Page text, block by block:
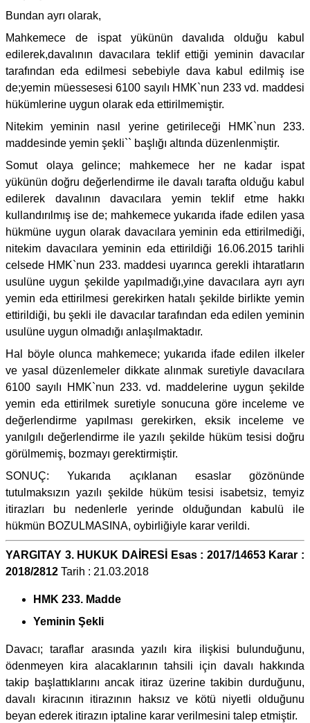
Bundan ayrı olarak,
Mahkemece de ispat yükünün davalıda olduğu kabul
edilerek,davalının davacılara teklif ettiği yeminin davacılar
tarafından eda edilmesi sebebiyle dava kabul edilmiş ise
de;yemin müessesesi 6100 sayılı HMK`nun 233 vd. maddesi
hükümlerine uygun olarak eda ettirilmemiştir.
Nitekim yeminin nasıl yerine getirileceği HMK`nun 233.
maddesinde yemin şekli`` başlığı altında düzenlenmiştir.
Somut olaya gelince; mahkemece her ne kadar ispat
yükünün doğru değerlendirme ile davalı tarafta olduğu kabul
edilerek davalının davacılara yemin teklif etme hakkı
kullandırılmış ise de; mahkemece yukarıda ifade edilen yasa
hükmüne uygun olarak davacılara yeminin eda ettirilmediği,
nitekim davacılara yeminin eda ettirildiği 16.06.2015 tarihli
celsede HMK`nun 233. maddesi uyarınca gerekli ihtaratların
usulüne uygun şekilde yapılmadığı,yine davacılara ayrı ayrı
yemin eda ettirilmesi gerekirken hatalı şekilde birlikte yemin
ettirildiği, bu şekli ile davacılar tarafından eda edilen yeminin
usulüne uygun olmadığı anlaşılmaktadır.
Hal böyle olunca mahkemece; yukarıda ifade edilen ilkeler
ve yasal düzenlemeler dikkate alınmak suretiyle davacılara
6100 sayılı HMK`nun 233. vd. maddelerine uygun şekilde
yemin eda ettirilmek suretiyle sonucuna göre inceleme ve
değerlendirme yapılması gerekirken, eksik inceleme ve
yanılgılı değerlendirme ile yazılı şekilde hüküm tesisi doğru
görülmemiş, bozmayı gerektirmiştir.
SONUÇ: Yukarıda açıklanan esaslar gözönünde
tutulmaksızın yazılı şekilde hüküm tesisi isabetsiz, temyiz
itirazları bu nedenlerle yerinde olduğundan kabulü ile
hükmün BOZULMASINA, oybirliğiyle karar verildi.
YARGITAY 3. HUKUK DAİRESİ Esas : 2017/14653 Karar :
2018/2812 Tarih : 21.03.2018
HMK 233. Madde
Yeminin Şekli
Davacı; taraflar arasında yazılı kira ilişkisi bulunduğunu,
ödenmeyen kira alacaklarının tahsili için davalı hakkında
takip başlattıklarını ancak itiraz üzerine takibin durduğunu,
davalı kiracının itirazının haksız ve kötü niyetli olduğunu
beyan ederek itirazın iptaline karar verilmesini talep etmiştir.